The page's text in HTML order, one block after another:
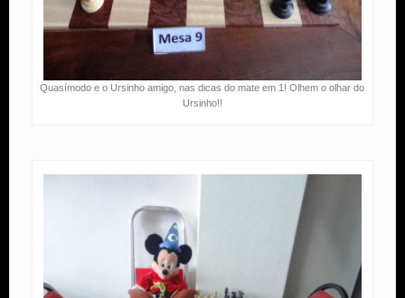
Quasímodo e o Ursinho amigo, nas dicas do mate em 1! Olhem o olhar do
Ursinho!!